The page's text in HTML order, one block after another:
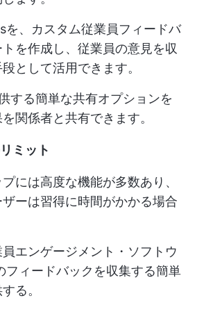
を、カスタム従業員フィードバ
を作成し、従業員の意見を収
として活用できます。
する簡単な共有オプションを
関係者と共有できます。
ミット
には高度な機能が多数あり、
ーは習得に時間がかかる場合
エンゲージメント・ソフトウ
フィードバックを収集する簡単
る。